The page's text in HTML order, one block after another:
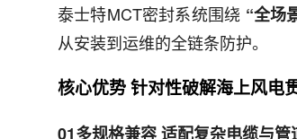
泰士特MCT密封系统围绕 “全场
从安装到运维的全链条防护。
核心优势 针对性破解海上风电
01多规格兼容 适配复杂电缆与管